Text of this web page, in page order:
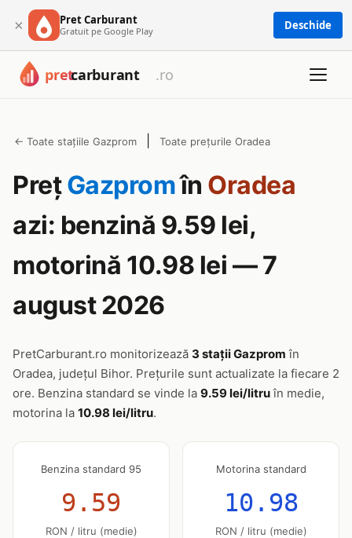
× Pret Carburant
Gratuit pe Google Play Deschide
← Toate stațiile Gazprom Toate prețurile Oradea
PrețGazpromîn Oradea
azi: benzină 9.59 lei,
motorină 10.98 lei — 7
august 2026
PretCarburant.ro monitorizează 3 stații Gazprom în
Oradea, județul Bihor. Prețurile sunt actualizate la fiecare 2
ore. Benzina standard se vinde la 9.59 lei/litruîn medie,
motorina la 10.98 lei/litru.
Benzina standard 95
9.59
RON / litru (medie)
Motorina standard
10.98
RON / litru (medie)